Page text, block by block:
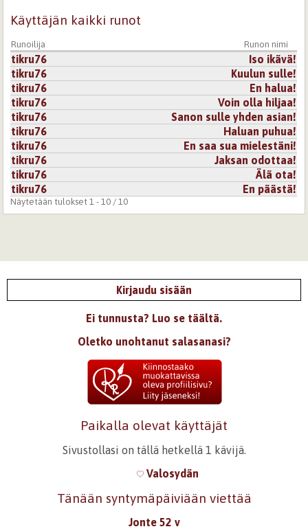
Käyttäjän kaikki runot
Runoilija Runon nimi
tikru76
Iso ikävä!
tikru76
Kuulun sulle!
tikru76
En halua!
tikru76
Voin olla hiljaa!
tikru76
Sanon sulle yhden asian!
tikru76
Haluan puhua!
tikru76
En saa sua mielestäni!
tikru76
Jaksan odottaa!
tikru76
Älä ota!
tikru76
En päästä!
Näytetään tulokset 1 - 10 / 10
Kirjaudu sisään
Ei tunnusta? Luo se täältä.
Oletko unohtanut salasanasi?
Paikalla olevat käyttäjät
Sivustollasi on tällä hetkellä 1 kävijä.
Valosydän
Tänään syntymäpäiviään viettää
Jonte 52 v